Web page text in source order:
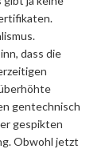
dass die
gentechnisch
gespikten
Obwohl jetzt